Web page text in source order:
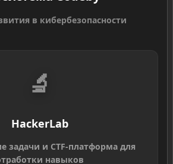
в кибербезопасности
🔬
HackerLab
задачи и CTF-платформа для
навыков